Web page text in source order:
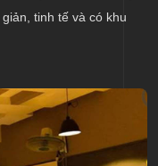
tinh tế và có khu